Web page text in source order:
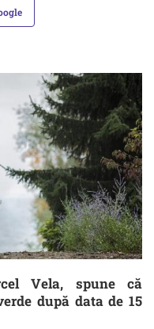
Vela, spune că
după data de 15